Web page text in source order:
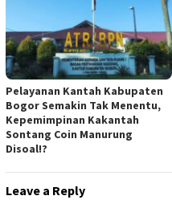
Pelayanan Kantah Kabupaten
Bogor Semakin Tak Menentu,
Kepemimpinan Kakantah
Sontang Coin Manurung
Disoal!?
Leave a Reply